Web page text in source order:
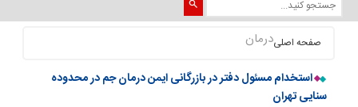
صفحه اصلیدرمان
استخدام مسئول دفتر در بازرگانی ایمن درمان جم در محدوده
سنایی تهران